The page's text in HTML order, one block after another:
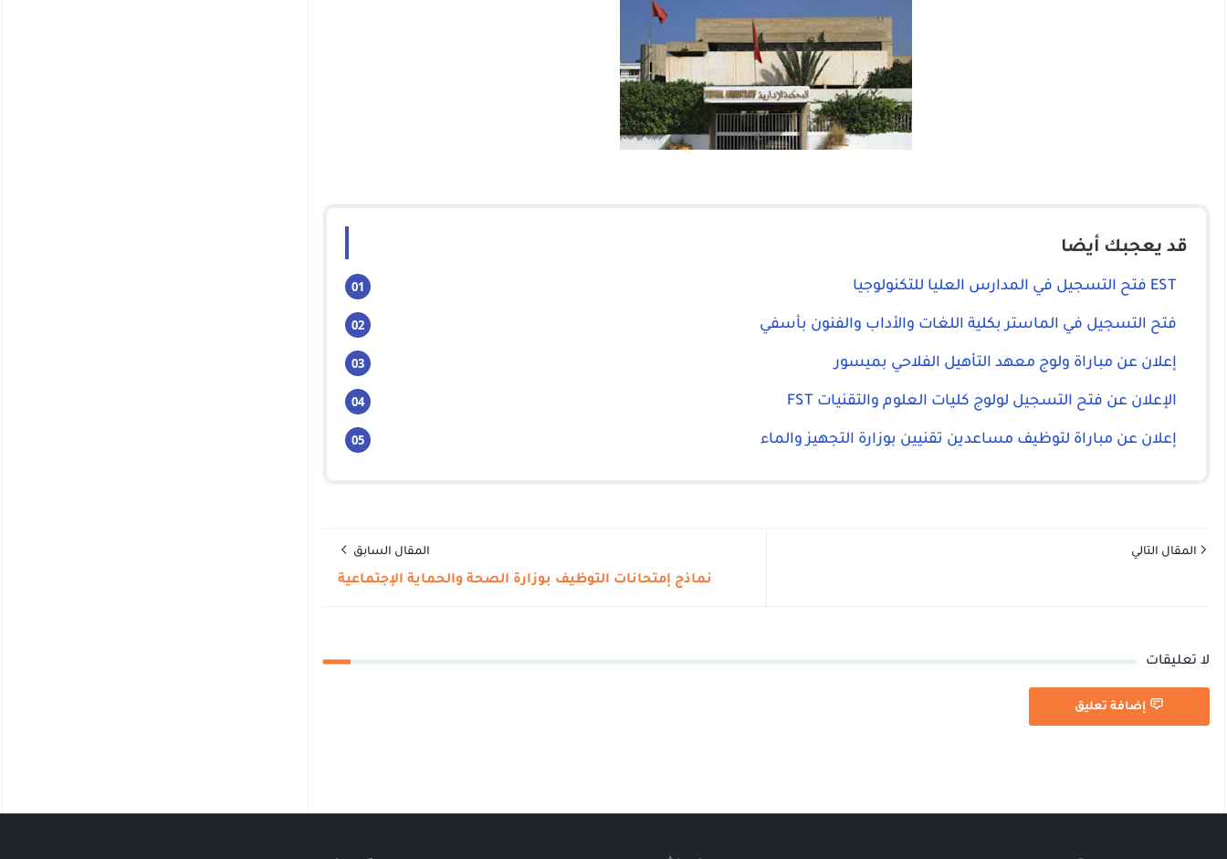
قد يعجبك أيضا
EST فتح التسجيل في المدارس العليا للتكنولوجيا
فتح التسجيل في الماستر بكلية اللغات والأداب والفنون بأسفي
إعلان عن مباراة ولوج معهد التأهيل الفلاحي بميسور
الإعلان عن فتح التسجيل لولوج كليات العلوم والتقنيات FST
إعلان عن مباراة لتوظيف مساعدين تقنيين بوزارة التجهيز والماء
المقال التالي المقال السابق
نماذج إمتحانات التوظيف بوزارة الصحة والحماية الإجتماعية
لا تعليقات
إضافة تعليق